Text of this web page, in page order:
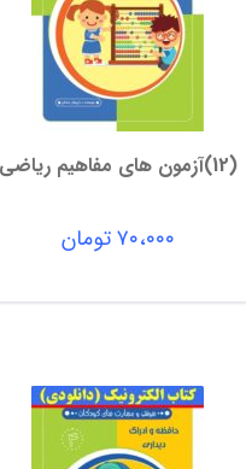
(12)آزمون های مفاهیم ریاضی
۷۰،۰۰۰تومان